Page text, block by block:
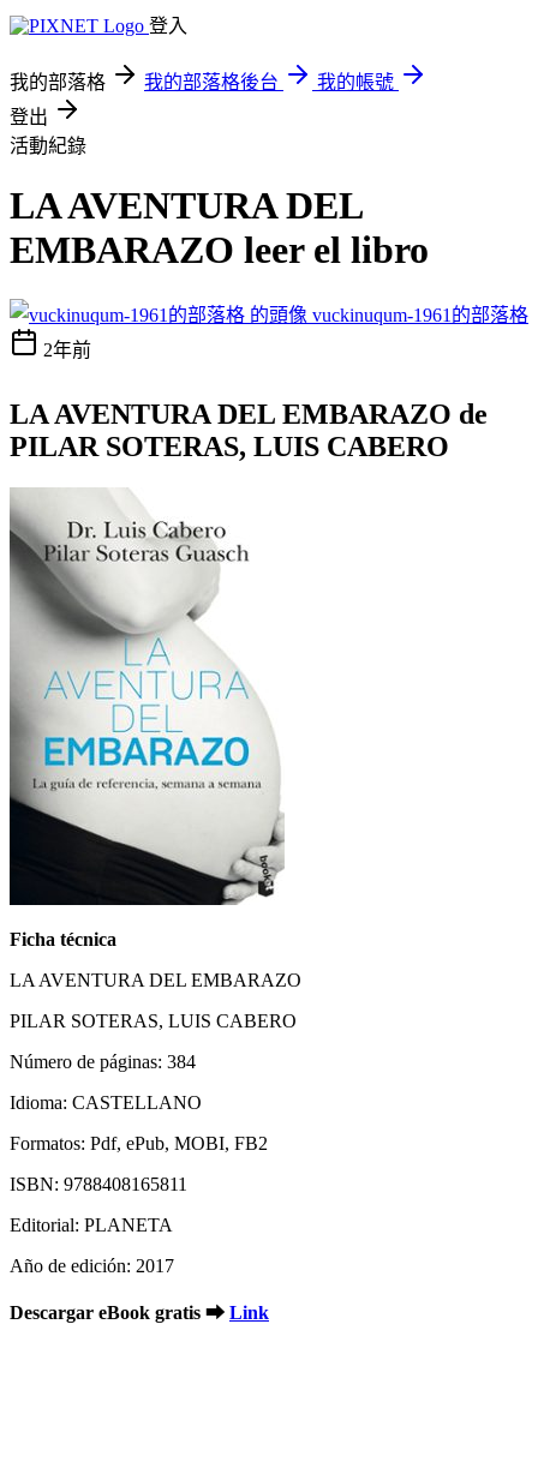
登入
我的部落格 我的部落格後台
我的帳號
登出
活動紀錄
LA AVENTURA DEL
EMBARAZO leer el libro
vuckinuqum-1961的部落格
2年前
LA AVENTURA DEL EMBARAZO de
PILAR SOTERAS, LUIS CABERO
Ficha técnica
LA AVENTURA DEL EMBARAZO
PILAR SOTERAS, LUIS CABERO
Número de páginas: 384
Idioma: CASTELLANO
Formatos: Pdf, ePub, MOBI, FB2
ISBN: 9788408165811
Editorial: PLANETA
Año de edición: 2017
Descargar eBook gratis ➡ Link